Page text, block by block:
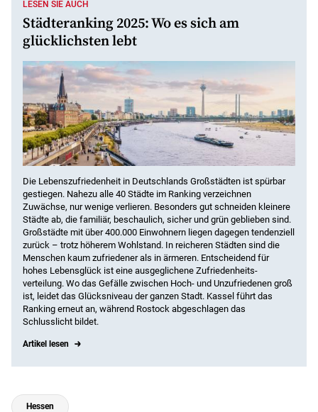
LESEN SIE AUCH
Städteranking 2025: Wo es sich am
glücklichsten lebt
Die Lebenszufriedenheit in Deutschlands Großstädten ist spürbar
gestiegen. Nahezu alle 40 Städte im Ranking verzeichnen
Zuwächse, nur wenige verlieren. Besonders gut schneiden kleinere
Städte ab, die familiär, beschaulich, sicher und grün geblieben sind.
Großstädte mit über 400.000 Einwohnern liegen dagegen tendenziell
zurück – trotz höherem Wohlstand. In reicheren Städten sind die
Menschen kaum zufriedener als in ärmeren. Entscheidend für
hohes Lebensglück ist eine ausgeglichene Zufriedenheits­
verteilung. Wo das Gefälle zwischen Hoch- und Unzufriedenen groß
ist, leidet das Glücksniveau der ganzen Stadt. Kassel führt das
Ranking erneut an, während Rostock abgeschlagen das
Schlusslicht bildet.
Artikel lesen
Hessen